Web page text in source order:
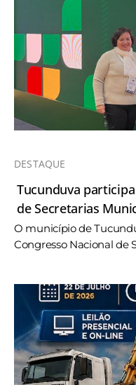
DESTAQUE
Tucunduva
de Secretarias
O município de
Congresso Nacional de